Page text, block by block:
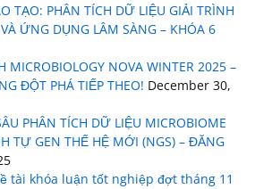
TẠO: PHÂN TÍCH DỮ LIỆU GIẢI TRÌNH
ỨNG DỤNG LÂM SÀNG – KHÓA 6
MICROBIOLOGY NOVA WINTER 2025 –
ĐỘT PHÁ TIẾP THEO! December 30,
PHÂN TÍCH DỮ LIỆU MICROBIOME
TỰ GEN THẾ HỆ MỚI (NGS) – ĐĂNG
tài khóa luận tốt nghiệp đợt tháng 11